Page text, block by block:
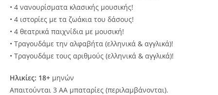
• 4 νανουρίσματα κλασικής μουσικής!
• 4 ιστορίες με τα ζωάκια του δάσους!
• 4 θεατρικά παιχνίδια με μουσική!
• Τραγουδάμε την αλφαβήτα (ελληνικά & αγγλικά)!
• Τραγουδάμε τους αριθμούς (ελληνικά & αγγλικά)!
Ηλικίες: 18+ μηνών
Απαιτούνται 3 AA μπαταρίες (περιλαμβάνονται).